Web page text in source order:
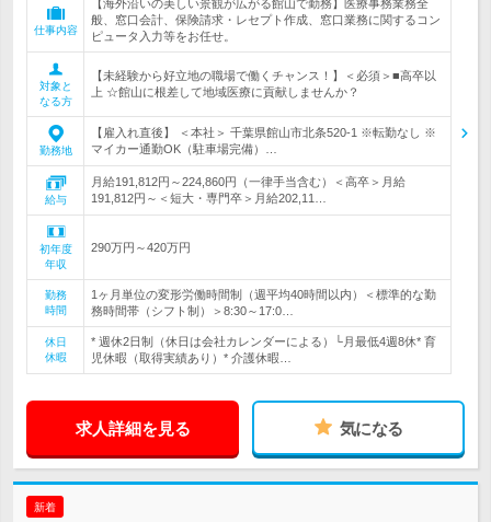
仕事内容
【海外沿いの美しい景観が広がる館山で勤務】医療事務業務全
般、窓口会計、保険請求・レセプト作成、窓口業務に関するコン
ピュータ入力等をお任せ。
対象と
なる方
【未経験から好立地の職場で働くチャンス！】＜必須＞■高卒以
上 ☆館山に根差して地域医療に貢献しませんか？
勤務地
【雇入れ直後】 ＜本社＞ 千葉県館山市北条520-1 ※転勤なし ※
マイカー通勤OK（駐車場完備）…
給与
月給191,812円～224,860円（一律手当含む）＜高卒＞月給
191,812円～＜短大・専門卒＞月給202,11…
初年度
年収
290万円～420万円
勤務
時間
1ヶ月単位の変形労働時間制（週平均40時間以内）＜標準的な勤
務時間帯（シフト制）＞8:30～17:0…
休日
休暇
* 週休2日制（休日は会社カレンダーによる）└月最低4週8休* 育
児休暇（取得実績あり）* 介護休暇…
求人詳細を見る 気になる
新着